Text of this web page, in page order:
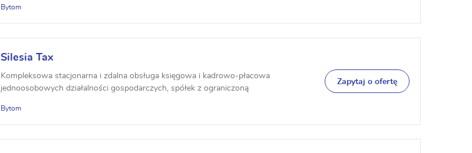
Bytom
Silesia Tax
Kompleksowa stacjonarna i zdalna obsługa księgowa i kadrowo-płacowa
jednoosobowych działalności gospodarczych, spółek z ograniczoną
Bytom
Zapytaj o ofertę